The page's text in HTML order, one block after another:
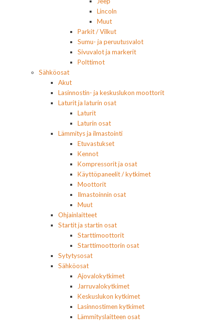
Lincoln
Muut
Parkit / Vilkut
Sumu- ja peruutusvalot
Sivuvalot ja markerit
Polttimot
Sähköosat
Akut
Lasinnostin- ja keskuslukon moottorit
Laturit ja laturin osat
Laturit
Laturin osat
Lämmitys ja ilmastointi
Etuvastukset
Kennot
Kompressorit ja osat
Käyttöpaneelit / kytkimet
Moottorit
Ilmastoinnin osat
Muut
Ohjainlaitteet
Startit ja startin osat
Starttimoottorit
Starttimoottorin osat
Sytytysosat
Sähköosat
Ajovalokytkimet
Jarruvalokytkimet
Keskuslukon kytkimet
Lasinnostimen kytkimet
Lämmityslaitteen osat